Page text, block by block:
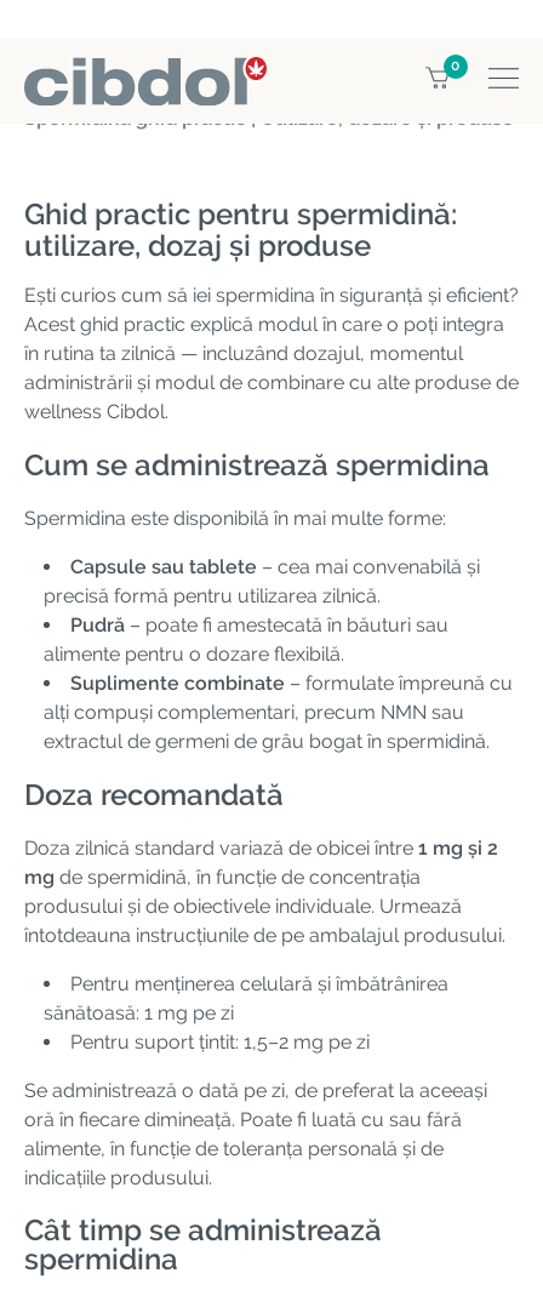
0
Home
Education
Spermidina ghid practic | Utilizare, dozare și produse
Ghid practic pentru spermidină:
utilizare, dozaj și produse
Ești curios cum să iei spermidina în siguranță și eficient?
Acest ghid practic explică modul în care o poți integra
în rutina ta zilnică — incluzând dozajul, momentul
administrării și modul de combinare cu alte produse de
wellness Cibdol.
Cum se administrează spermidina
Spermidina este disponibilă în mai multe forme:
Capsule sau tablete – cea mai convenabilă și
precisă formă pentru utilizarea zilnică.
Pudră – poate fi amestecată în băuturi sau
alimente pentru o dozare flexibilă.
Suplimente combinate – formulate împreună cu
alți compuși complementari, precum NMN sau
extractul de germeni de grâu bogat în spermidină.
Doza recomandată
Doza zilnică standard variază de obicei între 1 mg și 2
mg de spermidină, în funcție de concentrația
produsului și de obiectivele individuale. Urmează
întotdeauna instrucțiunile de pe ambalajul produsului.
Pentru menținerea celulară și îmbătrânirea
sănătoasă: 1 mg pe zi
Pentru suport țintit: 1,5–2 mg pe zi
Se administrează o dată pe zi, de preferat la aceeași
oră în fiecare dimineață. Poate fi luată cu sau fără
alimente, în funcție de toleranța personală și de
indicațiile produsului.
Cât timp se administrează
spermidina